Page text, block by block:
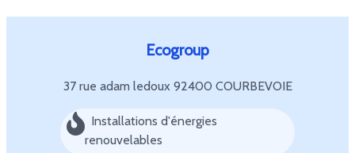
Ecogroup
37 rue adam ledoux 92400 COURBEVOIE
Installations d'énergies
renouvelables